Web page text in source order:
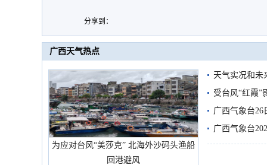
分享到：
广西天气热点
为应对台风“美莎克” 北海外沙码头渔船
回港避风
天气实况和未
受台风“红霞”
有较强降雨
广西气象台26
广西气象台
预警